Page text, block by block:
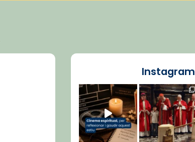
Instagram